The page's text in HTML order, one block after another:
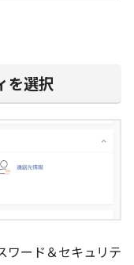
を選択
ワード＆セキュリテ